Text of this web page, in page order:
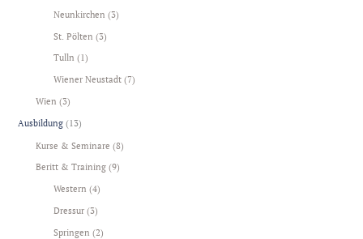
Neunkirchen (3)
St. Pölten (3)
Tulln (1)
Wiener Neustadt (7)
Wien (3)
Ausbildung (13)
Kurse & Seminare (8)
Beritt & Training (9)
Western (4)
Dressur (3)
Springen (2)